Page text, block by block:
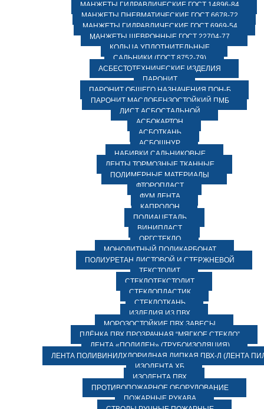
МАНЖЕТЫ ГИДРАВЛИЧЕСКИЕ ГОСТ 14896-84
МАНЖЕТЫ ПНЕВМАТИЧЕСКИЕ ГОСТ 6678-72
МАНЖЕТЫ ГИДРАВЛИЧЕСКИЕ ГОСТ 6969-54
МАНЖЕТЫ ШЕВРОННЫЕ ГОСТ 22704-77
КОЛЬЦА УПЛОТНИТЕЛЬНЫЕ
САЛЬНИКИ (ГОСТ 8752-79)
АСБЕСТОТЕХНИЧЕСКИЕ ИЗДЕЛИЯ
ПАРОНИТ
ПАРОНИТ ОБЩЕГО НАЗНАЧЕНИЯ ПОН-Б
ПАРОНИТ МАСЛОБЕНЗОСТОЙКИЙ ПМБ
ЛИСТ АСБОСТАЛЬНОЙ
АСБОКАРТОН
АСБОТКАНЬ
АСБОШНУР
НАБИВКИ САЛЬНИКОВЫЕ
ЛЕНТЫ ТОРМОЗНЫЕ ТКАННЫЕ
ПОЛИМЕРНЫЕ МАТЕРИАЛЫ
ФТОРОПЛАСТ
ФУМ ЛЕНТА
КАПРОЛОН
ПОЛИАЦЕТАЛЬ
ВИНИПЛАСТ
ОРГСТЕКЛО
МОНОЛИТНЫЙ ПОЛИКАРБОНАТ
ПОЛИУРЕТАН ЛИСТОВОЙ И СТЕРЖНЕВОЙ
ТЕКСТОЛИТ
СТЕКЛОТЕКСТОЛИТ
СТЕКЛОПЛАСТИК
СТЕКЛОТКАНЬ
ИЗДЕЛИЯ ИЗ ПВХ
МОРОЗОСТОЙКИЕ ПВХ ЗАВЕСЫ
ПЛЁНКА ПВХ ПРОЗРАЧНАЯ “МЯГКОЕ СТЕКЛО”
ЛЕНТА «ПОЛИЛЕН» (ТРУБОИЗОЛЯЦИЯ)
ЛЕНТА ПОЛИВИНИЛХЛОРИДНАЯ ЛИПКАЯ ПВХ-Л (ЛЕНТА
ИЗОЛЕНТА ХБ
ИЗОЛЕНТА ПВХ
ПРОТИВОПОЖАРНОЕ ОБОРУДОВАНИЕ
ПОЖАРНЫЕ РУКАВА